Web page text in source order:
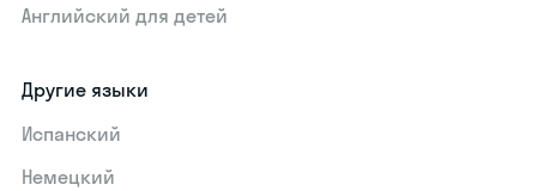
Английский для детей
Другие языки
Испанский
Немецкий